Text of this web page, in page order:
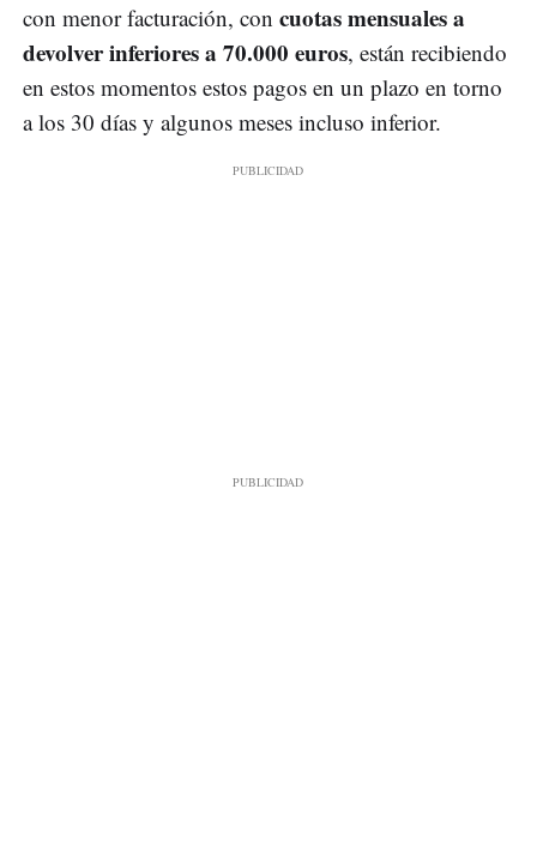
con menor facturación, con cuotas mensuales a
devolver inferiores a 70.000 euros, están recibiendo
en estos momentos estos pagos en un plazo en torno
a los 30 días y algunos meses incluso inferior.